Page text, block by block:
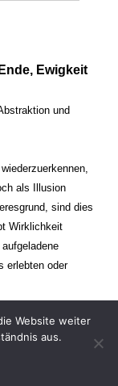
Ewigkeit
und
als Illusion
sind dies
Wirklichkeit
erlebten oder
Zeit steht still
auch farblich, bis
stellen ambivalente
Website weiter
aus.